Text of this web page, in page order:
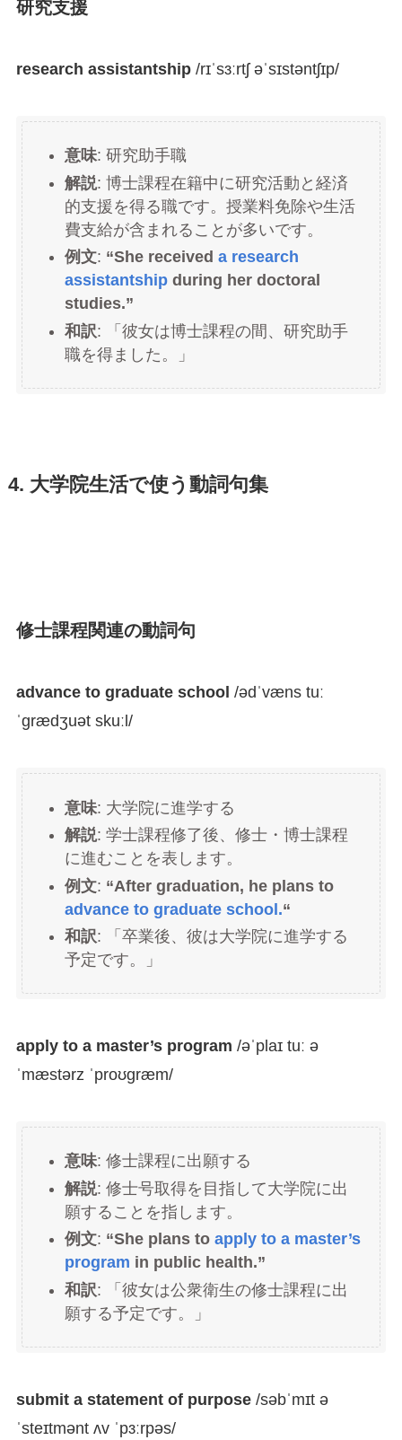
研究支援
research assistantship/rɪˈsɜːrtʃ əˈsɪstəntʃɪp/
意味: 研究助手職
解説: 博士課程在籍中に研究活動と経済
的支援を得る職です。授業料免除や生活
費支給が含まれることが多いです。
例文: “She received a research
assistantshipduring her doctoral
studies.”
和訳: 「彼女は博士課程の間、研究助手
職を得ました。」
4. 大学院生活で使う動詞句集
修士課程関連の動詞句
advance to graduate school /ədˈvæns tuː
ˈɡrædʒuət skuːl/
意味: 大学院に進学する
解説: 学士課程修了後、修士・博士課程
に進むことを表します。
例文: “After graduation, he plans to
advance to graduate school.“
和訳: 「卒業後、彼は大学院に進学する
予定です。」
apply to a master’s program /əˈplaɪ tuː ə
ˈmæstərz ˈproʊɡræm/
意味: 修士課程に出願する
解説: 修士号取得を目指して大学院に出
願することを指します。
例文: “She plans to apply to a master’s
program in public health.”
和訳: 「彼女は公衆衛生の修士課程に出
願する予定です。」
submit a statement of purpose/səbˈmɪt ə
ˈsteɪtmənt ʌv ˈpɜːrpəs/